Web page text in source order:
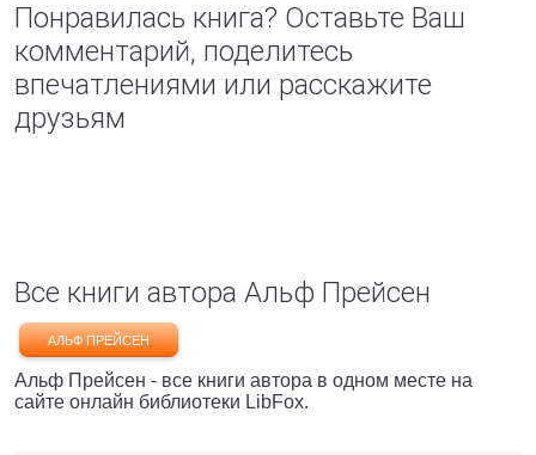
Понравилась книга? Оставьте Ваш
комментарий, поделитесь
впечатлениями или расскажите
друзьям
Все книги автора Альф Прейсен
АЛЬФ ПРЕЙСЕН
Альф Прейсен - все книги автора в одном месте на
сайте онлайн библиотеки LibFox.